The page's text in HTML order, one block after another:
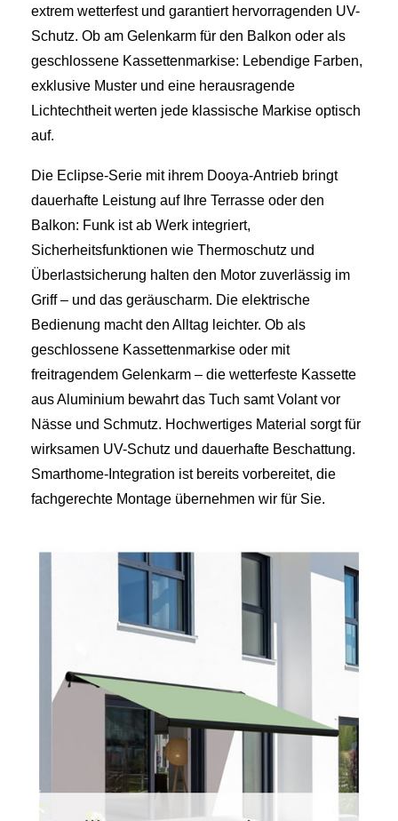
extrem wetterfest und garantiert hervorragenden UV-
Schutz. Ob am Gelenkarm für den Balkon oder als
geschlossene Kassettenmarkise: Lebendige Farben,
exklusive Muster und eine herausragende
Lichtechtheit werten jede klassische Markise optisch
auf.
Die Eclipse-Serie mit ihrem Dooya-Antrieb bringt
dauerhafte Leistung auf Ihre Terrasse oder den
Balkon: Funk ist ab Werk integriert,
Sicherheitsfunktionen wie Thermoschutz und
Überlastsicherung halten den Motor zuverlässig im
Griff – und das geräuscharm. Die elektrische
Bedienung macht den Alltag leichter. Ob als
geschlossene Kassettenmarkise oder mit
freitragendem Gelenkarm – die wetterfeste Kassette
aus Aluminium bewahrt das Tuch samt Volant vor
Nässe und Schmutz. Hochwertiges Material sorgt für
wirksamen UV-Schutz und dauerhafte Beschattung.
Smarthome-Integration ist bereits vorbereitet, die
fachgerechte Montage übernehmen wir für Sie.